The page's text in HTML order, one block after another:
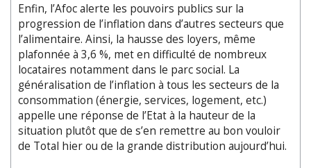
Enfin, l’Afoc alerte les pouvoirs publics sur la
progression de l’inflation dans d’autres secteurs que
l’alimentaire. Ainsi, la hausse des loyers, même
plafonnée à 3,6 %, met en difficulté de nombreux
locataires notamment dans le parc social. La
généralisation de l’inflation à tous les secteurs de la
consommation (énergie, services, logement, etc.)
appelle une réponse de l’Etat à la hauteur de la
situation plutôt que de s’en remettre au bon vouloir
de Total hier ou de la grande distribution aujourd’hui.